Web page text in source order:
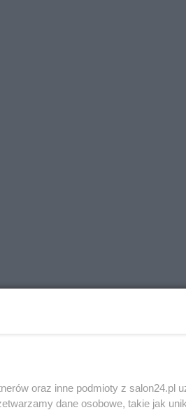
nawet ich nie słyszeć, ale
się empatii.
oraz inne podmioty z salon24.pl
dane osobowe, takie jak